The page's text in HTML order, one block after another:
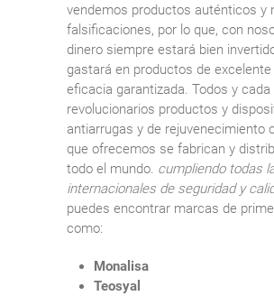
vendemos productos auténticos y
falsificaciones, por lo que, con
dinero siempre estará bien
gastará en productos de
eficacia garantizada. Todos y cada
revolucionarios productos y
antiarrugas y de rejuvenecimiento
que ofrecemos se fabrican y
todo el mundo. cumpliendo todas
internacionales de seguridad y
puedes encontrar marcas de
como:
Monalisa
Teosyal